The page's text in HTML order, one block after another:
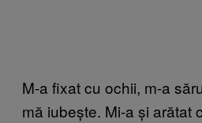
M-a fixat cu ochii, m-a
mă iubește. Mi-a și arătat